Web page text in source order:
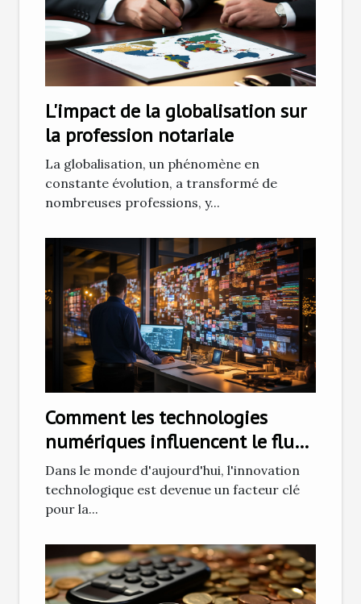
L'impact de la globalisation sur
la profession notariale
La globalisation, un phénomène en
constante évolution, a transformé de
nombreuses professions, y...
Comment les technologies
numériques influencent le flux
d'entreprise
Dans le monde d'aujourd'hui, l'innovation
technologique est devenue un facteur clé
pour la...